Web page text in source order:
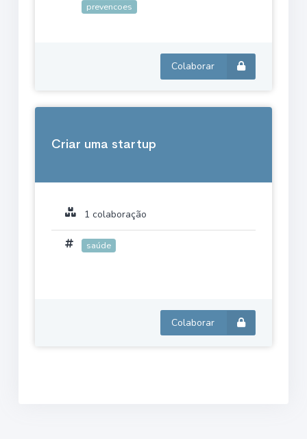
prevencoes
Colaborar
Criar uma startup
1 colaboração
saúde
Colaborar